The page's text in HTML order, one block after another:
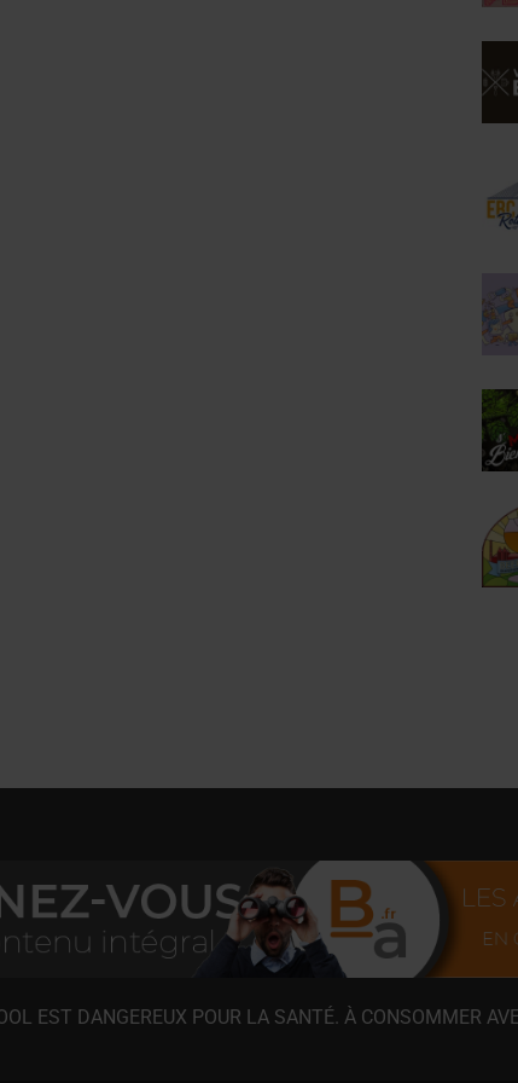
EST DANGEREUX POUR LA SANTÉ. À CONSOMMER